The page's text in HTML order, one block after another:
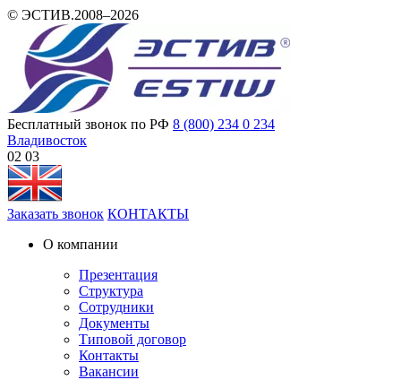
© ЭСТИВ.2008–2026
Бесплатный звонок по РФ 8 (800) 234 0 234
Владивосток
02 03
Заказать звонок КОНТАКТЫ
О компании
Презентация
Структура
Сотрудники
Документы
Типовой договор
Контакты
Вакансии